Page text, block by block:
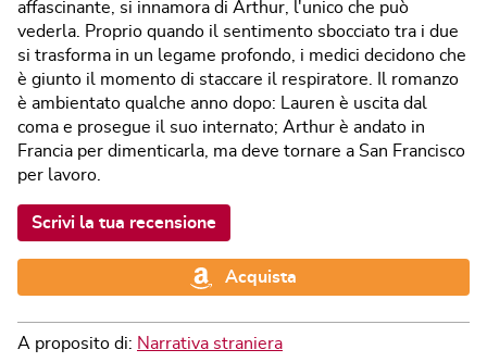
affascinante, si innamora di Arthur, l'unico che può
vederla. Proprio quando il sentimento sbocciato tra i due
si trasforma in un legame profondo, i medici decidono che
è giunto il momento di staccare il respiratore. Il romanzo
è ambientato qualche anno dopo: Lauren è uscita dal
coma e prosegue il suo internato; Arthur è andato in
Francia per dimenticarla, ma deve tornare a San Francisco
per lavoro.
Scrivi la tua recensione
Acquista
A proposito di: Narrativa straniera